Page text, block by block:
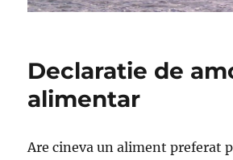
Declaratie de
alimentar
Are cineva un aliment preferat